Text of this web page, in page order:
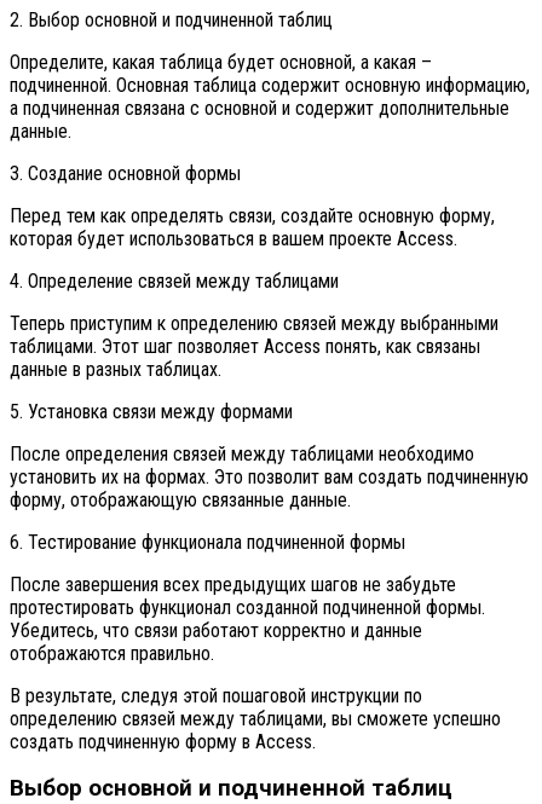
2. Выбор основной и подчиненной таблиц
Определите, какая таблица будет основной, а какая –
подчиненной. Основная таблица содержит основную информацию,
а подчиненная связана с основной и содержит дополнительные
данные.
3. Создание основной формы
Перед тем как определять связи, создайте основную форму,
которая будет использоваться в вашем проекте Access.
4. Определение связей между таблицами
Теперь приступим к определению связей между выбранными
таблицами. Этот шаг позволяет Access понять, как связаны
данные в разных таблицах.
5. Установка связи между формами
После определения связей между таблицами необходимо
установить их на формах. Это позволит вам создать подчиненную
форму, отображающую связанные данные.
6. Тестирование функционала подчиненной формы
После завершения всех предыдущих шагов не забудьте
протестировать функционал созданной подчиненной формы.
Убедитесь, что связи работают корректно и данные
отображаются правильно.
В результате, следуя этой пошаговой инструкции по
определению связей между таблицами, вы сможете успешно
создать подчиненную форму в Access.
Выбор основной и подчиненной таблиц